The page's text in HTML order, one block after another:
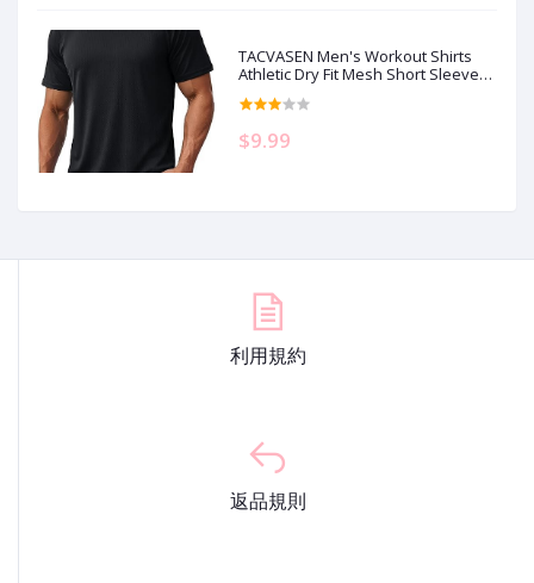
TACVASEN Men's Workout Shirts
Athletic Dry Fit Mesh Short Sleeve
Shirts Moisture Wicking Running
Performance Gym Tee
$9.99
利用規約
返品規則